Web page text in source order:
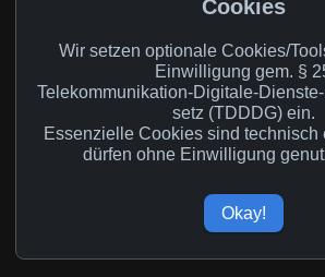
Cookies
Wir setzen optionale Cookies/
Einwilligung gem. §
setz (TDDDG) ein.
Essenzielle Cookies sind technisch
dürfen ohne Einwilligung
Okay!
Community‑Richtlinien|